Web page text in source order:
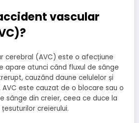
vascular
cerebral (AVC) este o afecțiune
apare atunci când fluxul de sânge
cauzând daune celulelor și
AVC este cauzat de o blocare sau o
sânge din creier, ceea ce duce la
creierului.